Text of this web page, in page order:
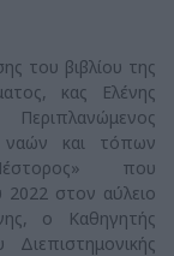
του βιβλίου της
κας Ελένης
ναών και τόπων
που
2022 στον αύλειο
ο Καθηγητής